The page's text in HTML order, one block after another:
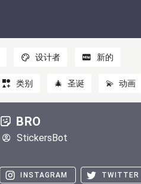
设计者 新的
类别 🎄 圣诞 💫 动画
BRO
StickersBot
INSTAGRAM TWITTER